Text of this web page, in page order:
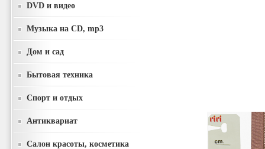
DVD и видео
Музыка на CD, mp3
Дом и сад
Бытовая техника
Спорт и отдых
Антиквариат
Салон красоты, косметика